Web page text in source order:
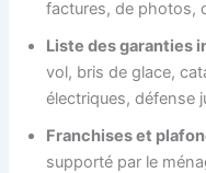
factures, de photos,
Liste des garanties
vol, bris de glace,
électriques, défense
Franchises et
supporté par le